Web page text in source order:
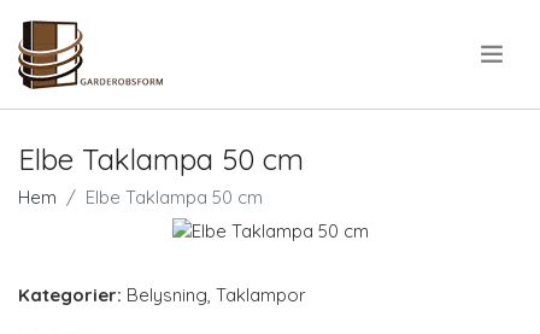
Elbe Taklampa 50 cm
Hem Elbe Taklampa 50 cm
Kategorier: Belysning Taklampor